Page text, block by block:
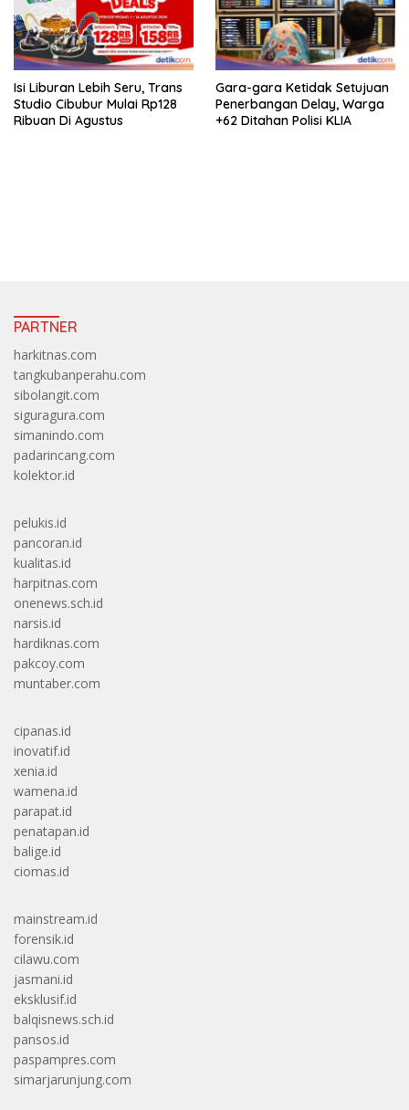
Isi Liburan Lebih Seru, Trans
Studio Cibubur Mulai Rp128
Ribuan Di Agustus
Gara-gara Ketidak Setujuan
Penerbangan Delay, Warga
+62 Ditahan Polisi KLIA
PARTNER
harkitnas.com
tangkubanperahu.com
sibolangit.com
siguragura.com
simanindo.com
padarincang.com
kolektor.id
pelukis.id
pancoran.id
kualitas.id
harpitnas.com
onenews.sch.id
narsis.id
hardiknas.com
pakcoy.com
muntaber.com
cipanas.id
inovatif.id
xenia.id
wamena.id
parapat.id
penatapan.id
balige.id
ciomas.id
mainstream.id
forensik.id
cilawu.com
jasmani.id
eksklusif.id
balqisnews.sch.id
pansos.id
paspampres.com
simarjarunjung.com